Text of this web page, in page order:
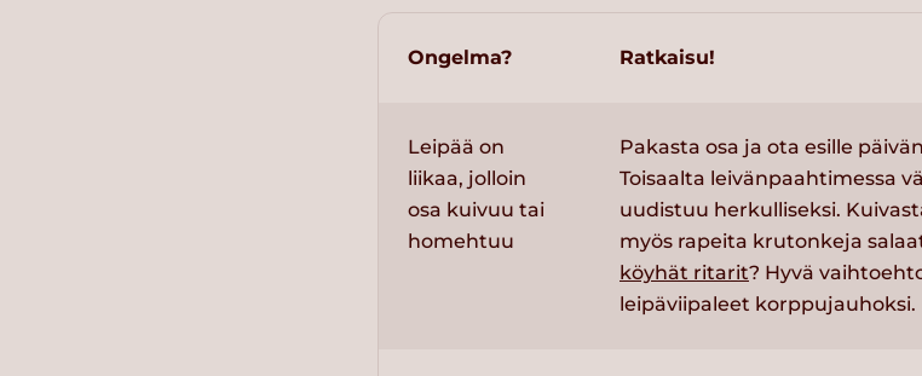
Ongelma? Ratkaisu!
Leipää on
liikaa, jolloin
osa kuivuu tai
homehtuu
Pakasta osa ja ota esille
Toisaalta leivänpaahtimessa
uudistuu herkulliseksi.
myös rapeita krutonkeja
köyhät ritarit? Hyvä
leipäviipaleet korppujauhoksi.